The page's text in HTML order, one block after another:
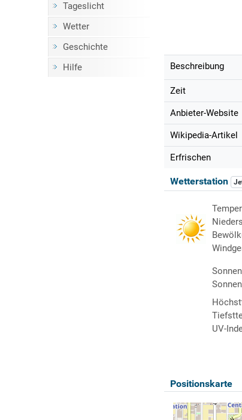
Tageslicht
Wetter
Geschichte
Hilfe
Beschreibung
Zeit
Anbieter-Website
Wikipedia-Artikel
Erfrischen
Wetterstation
UV-
Positionskarte